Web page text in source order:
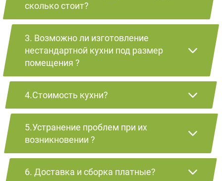
сколько стоит?
3. Возможно ли изготовление
нестандартной кухни под размер
помещения ?
4.Стоимость кухни?
5.Устранение проблем при их
возникновении ?
6. Доставка и сборка платные?